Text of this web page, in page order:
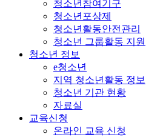
청소년참여기구
청소년포상제
청소년활동안전관리
청소년 그룹활동 지원
청소년 정보
e청소년
지역 청소년활동 정보
청소년 기관 현황
자료실
교육신청
온라인 교육 신청